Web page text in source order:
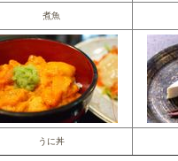
煮魚
うに丼